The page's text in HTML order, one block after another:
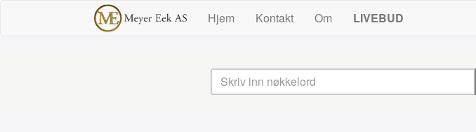
Hjem Kontakt Om LIVEBUD